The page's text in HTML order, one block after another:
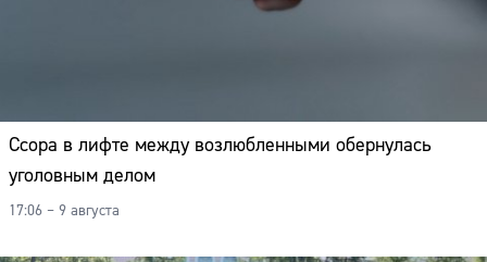
Ссора в лифте между возлюбленными обернулась
уголовным делом
17:06 – 9 августа